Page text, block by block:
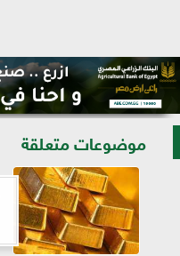
موضوعات متعلقة